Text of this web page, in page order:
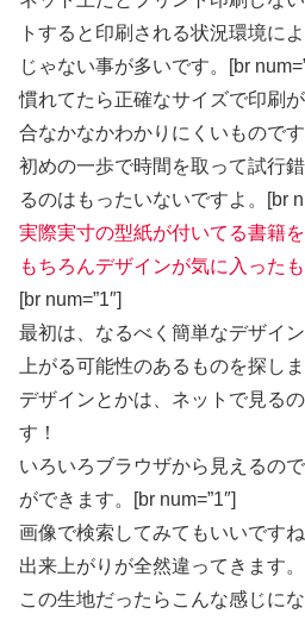
トすると印刷される状況環境に
じゃない事が多いです。[br
慣れてたら正確なサイズで印刷
合なかなかわかりにくいものです
初めの一歩で時間を取って試行
るのはもったいないですよ。[br
実際実寸の型紙が付いてる書籍
もちろんデザインが気に入った
[br num=”1″]
最初は、なるべく簡単なデザイ
上がる可能性のあるものを探しま
デザインとかは、ネットで見る
す！
いろいろブラウザから見えるの
ができます。[br num=”1″]
画像で検索してみてもいいです
出来上がりが全然違ってきます。
この生地だったらこんな感じに